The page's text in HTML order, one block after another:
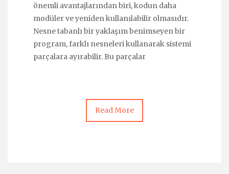
önemli avantajlarından biri, kodun daha
modüler ve yeniden kullanılabilir olmasıdır.
Nesne tabanlı bir yaklaşım benimseyen bir
program, farklı nesneleri kullanarak sistemi
parçalara ayırabilir. Bu parçalar
Read More